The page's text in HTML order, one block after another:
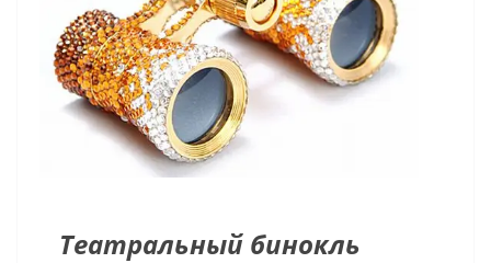
Театральный бинокль